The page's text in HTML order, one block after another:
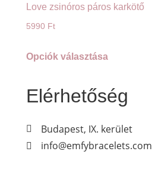
Love zsinóros páros karkötő
5990 Ft
Opciók választása
Elérhetőség
Budapest, IX. kerület
info@emfybracelets.com